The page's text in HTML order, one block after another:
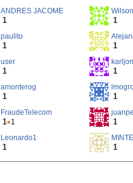
ANDRES JACOME
1
Wilson
1
paulito
1 1
user
1 1
amonterog
1 1
FraudeTelecom
1●1 1
Leonardo1
1 1